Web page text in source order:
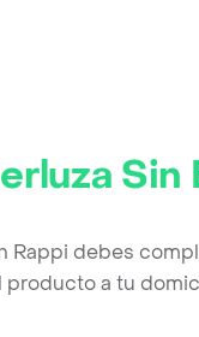
Sin
Rappi debes
a tu